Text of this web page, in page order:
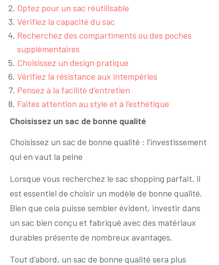
Optez pour un sac réutilisable
Vérifiez la capacité du sac
Recherchez des compartiments ou des poches
supplémentaires
Choisissez un design pratique
Vérifiez la résistance aux intempéries
Pensez à la facilité d’entretien
Faites attention au style et à l’esthétique
Choisissez un sac de bonne qualité
Choisissez un sac de bonne qualité : l’investissement
qui en vaut la peine
Lorsque vous recherchez le sac shopping parfait, il
est essentiel de choisir un modèle de bonne qualité.
Bien que cela puisse sembler évident, investir dans
un sac bien conçu et fabriqué avec des matériaux
durables présente de nombreux avantages.
Tout d’abord, un sac de bonne qualité sera plus